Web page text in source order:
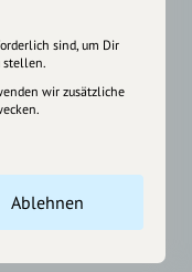
sind, um Dir
stellen.
wir zusätzliche
Ablehnen